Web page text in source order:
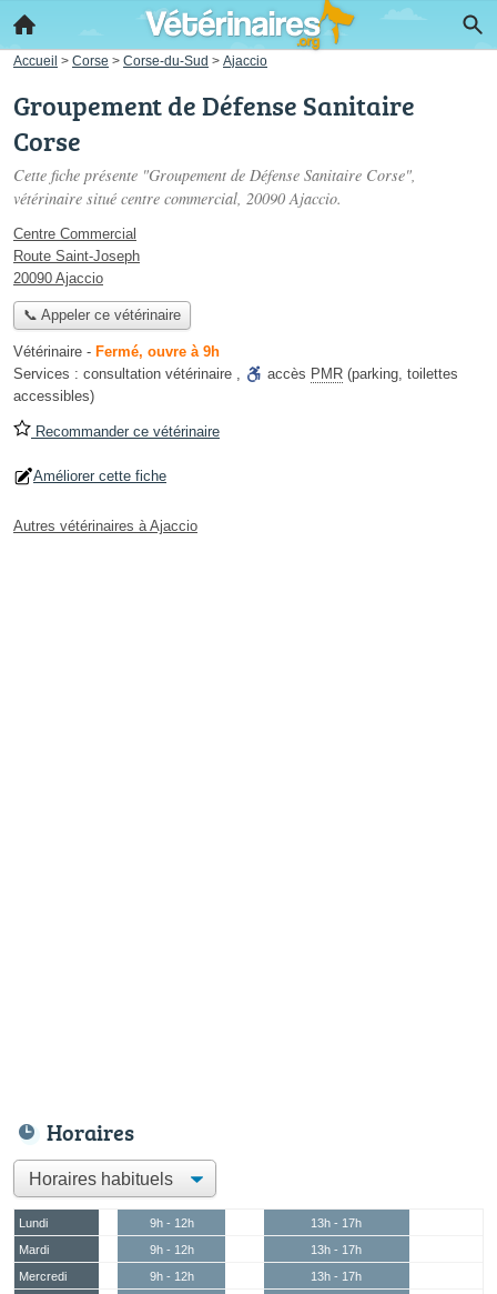
Accueil > Corse > Corse-du-Sud > Ajaccio
Groupement de Défense Sanitaire
Corse
Cette fiche présente "Groupement de Défense Sanitaire Corse",
vétérinaire situé centre commercial, 20090 Ajaccio.
Centre Commercial
Route Saint-Joseph
20090 Ajaccio
📞 Appeler ce vétérinaire
Vétérinaire - Fermé, ouvre à 9h
Services : consultation vétérinaire , accès PMR (parking, toilettes
accessibles)
Recommander ce vétérinaire
Améliorer cette fiche
Autres vétérinaires à Ajaccio
Horaires
Lundi 9h - 12h
13h - 17h
Mardi
9h - 12h
13h - 17h
Mercredi
9h - 12h
13h - 17h